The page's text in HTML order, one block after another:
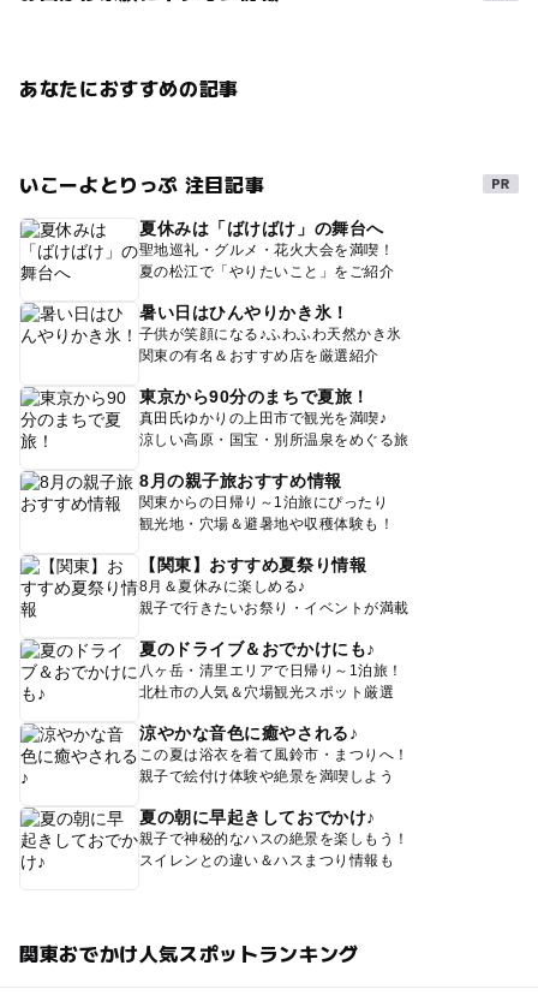
あなたにおすすめの記事
いこーよとりっぷ 注目記事
夏休みは「ばけばけ」の舞台へ
聖地巡礼・グルメ・花火大会を満喫！
夏の松江で「やりたいこと」をご紹介
暑い日はひんやりかき氷！
子供が笑顔になる♪ふわふわ天然かき氷
関東の有名＆おすすめ店を厳選紹介
東京から90分のまちで夏旅！
真田氏ゆかりの上田市で観光を満喫♪
涼しい高原・国宝・別所温泉をめぐる旅
8月の親子旅おすすめ情報
関東からの日帰り～1泊旅にぴったり
観光地・穴場＆避暑地や収穫体験も！
【関東】おすすめ夏祭り情報
8月＆夏休みに楽しめる♪
親子で行きたいお祭り・イベントが満載
夏のドライブ＆おでかけにも♪
八ヶ岳・清里エリアで日帰り～1泊旅！
北杜市の人気＆穴場観光スポット厳選
涼やかな音色に癒やされる♪
この夏は浴衣を着て風鈴市・まつりへ！
親子で絵付け体験や絶景を満喫しよう
夏の朝に早起きしておでかけ♪
親子で神秘的なハスの絶景を楽しもう！
スイレンとの違い＆ハスまつり情報も
関東おでかけ人気スポットランキング